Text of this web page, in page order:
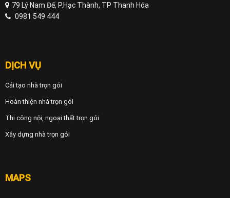
79 Lý Nam Đế, P.Hạc Thành, TP Thanh Hóa
0981 549 444
DỊCH VỤ
Cải tạo nhà trọn gói
Hoàn thiện nhà trọn gói
Thi công nội, ngoại thất trọn gói
Xây dựng nhà trọn gói
MAPS